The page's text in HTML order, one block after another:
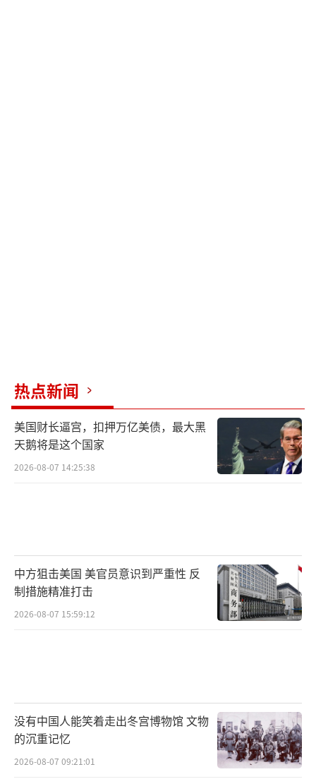
热点新闻
美国财长逼宫，扣押万亿美债，最大黑
天鹅将是这个国家
2026-08-07 14:25:38
中方狙击美国 美官员意识到严重性 反
制措施精准打击
2026-08-07 15:59:12
没有中国人能笑着走出冬宫博物馆 文物
的沉重记忆
2026-08-07 09:21:01